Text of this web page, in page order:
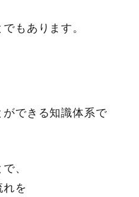
もあります。
できる知識体系で
、
を